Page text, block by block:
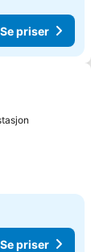
Se priser
Se priser